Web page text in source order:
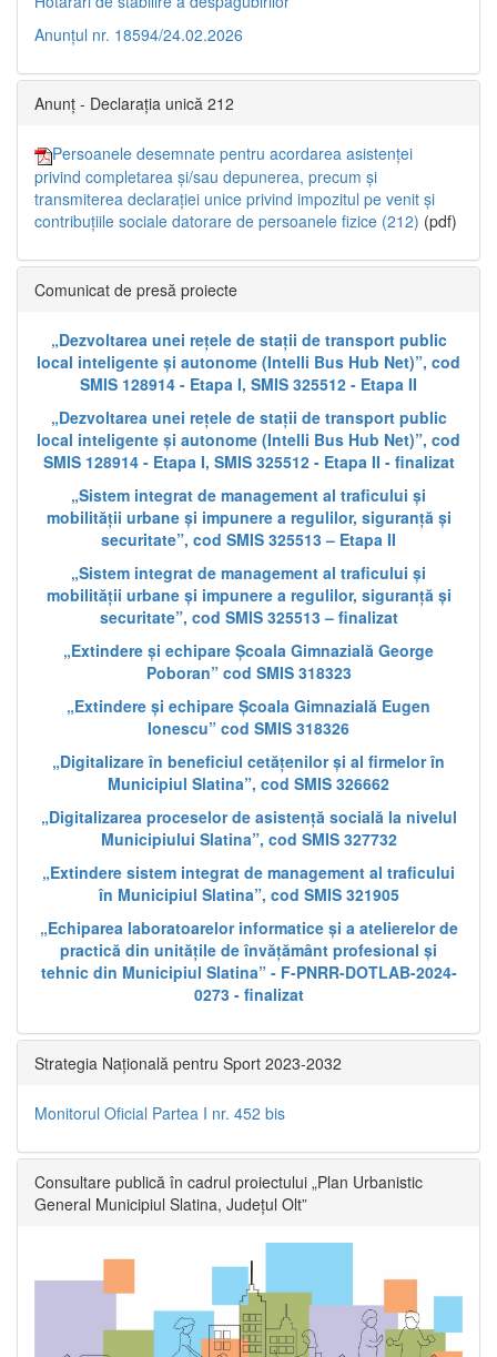
Anunțul nr. 18594/24.02.2026
Anunț - Declarația unică 212
Persoanele desemnate pentru acordarea asistenței
privind completarea și/sau depunerea, precum și
transmiterea declarației unice privind impozitul pe venit și
contribuțiile sociale datorare de persoanele fizice (212) (pdf)
Comunicat de presă proiecte
„Dezvoltarea unei rețele de stații de transport public
local inteligente și autonome (Intelli Bus Hub Net)”, cod
SMIS 128914 - Etapa I, SMIS 325512 - Etapa II
„Dezvoltarea unei rețele de stații de transport public
local inteligente și autonome (Intelli Bus Hub Net)”, cod
SMIS 128914 - Etapa I, SMIS 325512 - Etapa II - finalizat
„Sistem integrat de management al traficului și
mobilității urbane și impunere a regulilor, siguranță și
securitate”, cod SMIS 325513 – Etapa II
„Sistem integrat de management al traficului și
mobilității urbane și impunere a regulilor, siguranță și
securitate”, cod SMIS 325513 – finalizat
„Extindere și echipare Școala Gimnazială George
Poboran” cod SMIS 318323
„Extindere și echipare Școala Gimnazială Eugen
Ionescu” cod SMIS 318326
„Digitalizare în beneficiul cetățenilor și al firmelor în
Municipiul Slatina”, cod SMIS 326662
„Digitalizarea proceselor de asistență socială la nivelul
Municipiului Slatina”, cod SMIS 327732
„Extindere sistem integrat de management al traficului
în Municipiul Slatina”, cod SMIS 321905
„Echiparea laboratoarelor informatice și a atelierelor de
practică din unitățile de învățământ profesional și
tehnic din Municipiul Slatina” - F-PNRR-DOTLAB-2024-
0273 - finalizat
Strategia Națională pentru Sport 2023-2032
Monitorul Oficial Partea I nr. 452 bis
Consultare publică în cadrul proiectului „Plan Urbanistic
General Municipiul Slatina, Județul Olt”